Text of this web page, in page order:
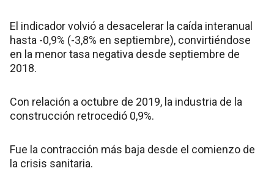
El indicador volvió a desacelerar la caída interanual
hasta -0,9% (-3,8% en septiembre), convirtiéndose
en la menor tasa negativa desde septiembre de
2018.
Con relación a octubre de 2019, la industria de la
construcción retrocedió 0,9%.
Fue la contracción más baja desde el comienzo de
la crisis sanitaria.